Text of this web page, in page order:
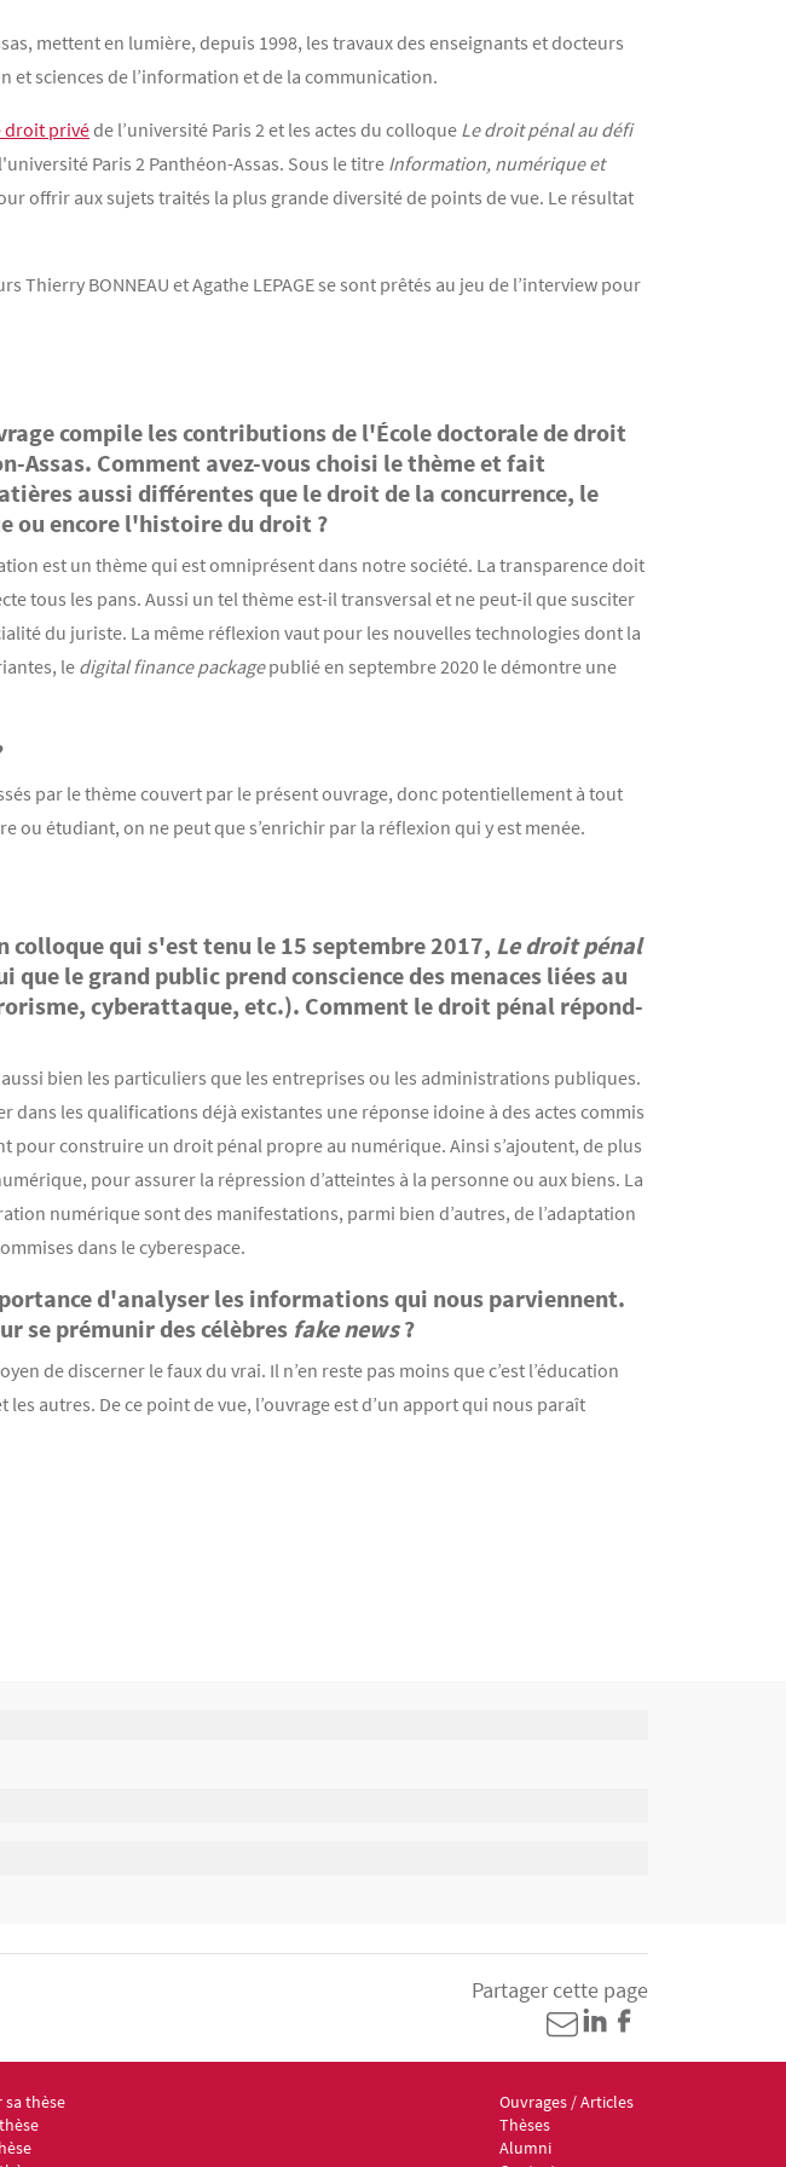
mettent en lumière, depuis 1998, les travaux des enseignants et docteurs
sciences de l’information et de la communication.
droit privéde l’université Paris 2 et les actes du colloque Le droit pénal au défi
Paris 2 Panthéon-Assas. Sous le titreInformation, numérique et
offrir aux sujets traités la plus grande diversité de points de vue. Le résultat
BONNEAU et Agathe LEPAGE se sont prêtés au jeu de l’interview pour
compile les contributions de l'École doctorale de droit
Assas. Comment avez-vous choisi le thème et fait
aussi différentes que le droit de la concurrence, le
ou encore l'histoire du droit ?
est un thème qui est omniprésent dans notre société. La transparence doit
tous les pans. Aussi un tel thème est-il transversal et ne peut-il que susciter
du juriste. La même réflexion vaut pour les nouvelles technologies dont la
ledigital finance packagepublié en septembre 2020 le démontre une
par le thème couvert par le présent ouvrage, donc potentiellement à tout
ou étudiant, on ne peut que s’enrichir par la réflexion qui y est menée.
qui s'est tenu le 15 septembre 2017, Le droit pénal
le grand public prend conscience des menaces liées au
cyberattaque, etc.). Comment le droit pénal répond-
bien les particuliers que les entreprises ou les administrations publiques.
les qualifications déjà existantes une réponse idoine à des actes commis
construire un droit pénal propre au numérique. Ainsi s’ajoutent, de plus
pour assurer la répression d’atteintes à la personne ou aux biens. La
numérique sont des manifestations, parmi bien d’autres, de l’adaptation
dans le cyberespace.
d'analyser les informations qui nous parviennent.
se prémunir des célèbres fake news?
de discerner le faux du vrai. Il n’en reste pas moins que c’est l’éducation
autres. De ce point de vue, l’ouvrage est d’un apport qui nous paraît
Partager cette page
ED6 2
sa thèse
Menu footer ED6 3
Ouvrages / Articles
Thèses
Alumni